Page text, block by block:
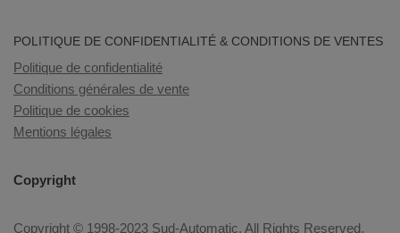
POLITIQUE DE CONFIDENTIALITÉ & CONDITIONS DE VENTES
Politique de confidentialité
Conditions générales de vente
Politique de cookies
Mentions légales
Copyright
Copyright © 1998-2023 Sud-Automatic. All Rights Reserved.